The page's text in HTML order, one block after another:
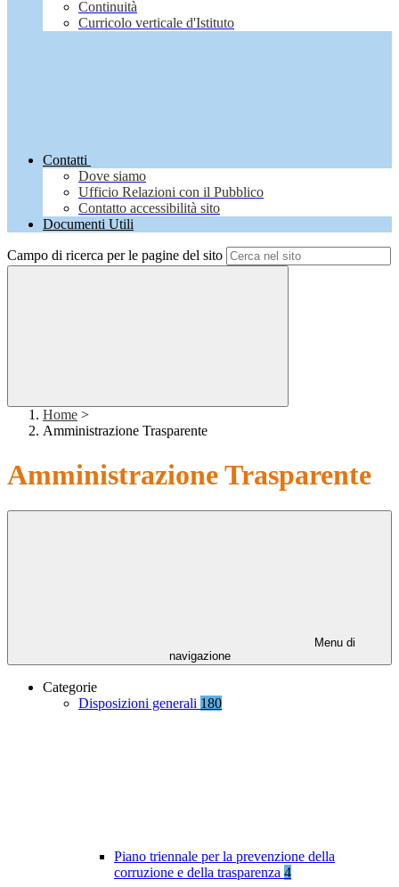
Continuità
Curricolo verticale d'Istituto
Contatti
Dove siamo
Ufficio Relazioni con il Pubblico
Contatto accessibilità sito
Documenti Utili
Campo di ricerca per le pagine del sito
Home >
Amministrazione Trasparente
Amministrazione Trasparente
Menu di
navigazione
Categorie
Disposizioni generali 180
Piano triennale per la prevenzione della
corruzione e della trasparenza 4